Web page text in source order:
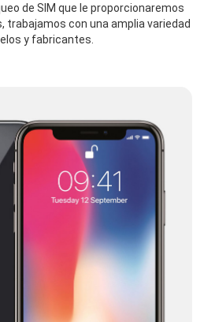
de SIM que le proporcionaremos
trabajamos con una amplia variedad
y fabricantes.